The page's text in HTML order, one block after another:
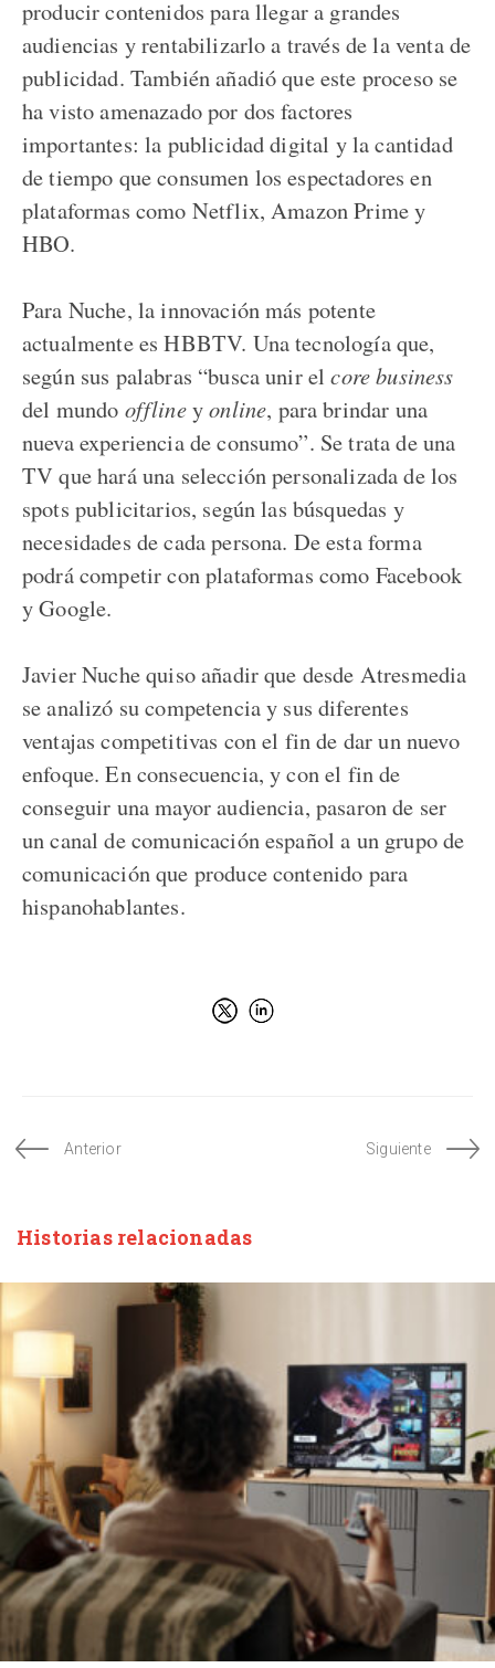
producir contenidos para llegar a grandes
audiencias y rentabilizarlo a través de la venta de
publicidad. También añadió que este proceso se
ha visto amenazado por dos factores
importantes: la publicidad digital y la cantidad
de tiempo que consumen los espectadores en
plataformas como Netflix, Amazon Prime y
HBO.
Para Nuche, la innovación más potente
actualmente es HBBTV. Una tecnología que,
según sus palabras “busca unir elcore business
del mundo offlineyonline, para brindar una
nueva experiencia de consumo”. Se trata de una
TV que hará una selección personalizada de los
spots publicitarios, según las búsquedas y
necesidades de cada persona. De esta forma
podrá competir con plataformas como Facebook
y Google.
Javier Nuche quiso añadir que desde Atresmedia
se analizó su competencia y sus diferentes
ventajas competitivas con el fin de dar un nuevo
enfoque. En consecuencia, y con el fin de
conseguir una mayor audiencia, pasaron de ser
un canal de comunicación español a un grupo de
comunicación que produce contenido para
hispanohablantes.
Anterior Siguiente
Historias relacionadas